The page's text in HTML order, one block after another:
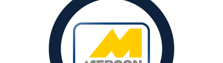
maat in advies, engineering, constructie en
onderhoud. Met baanbrekende projecten
zoals de
Hyperloop
en onze focus op Tank
Maintenance, Infrastructure, Stainless